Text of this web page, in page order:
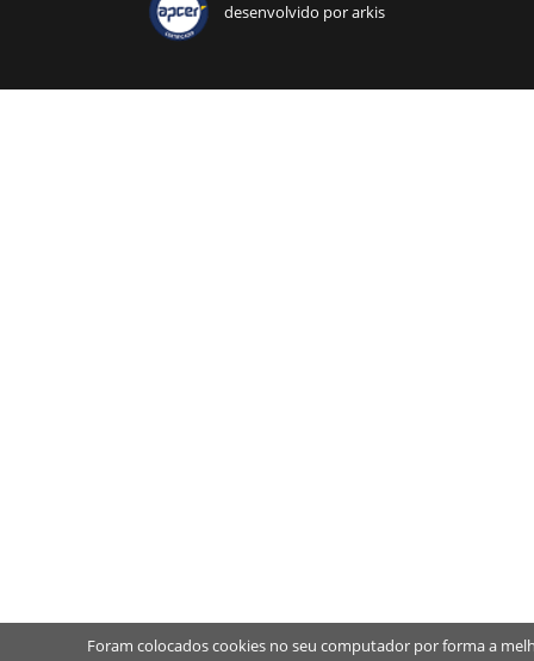
desenvolvido porarkis
Foram colocados cookies no seu computador por forma a